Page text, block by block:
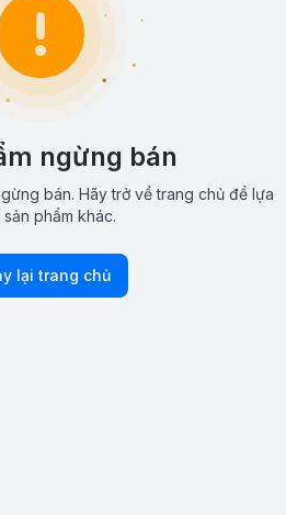
ngừng bán
bán. Hãy trở về trang chủ để lựa
phẩm khác.
lại trang chủ